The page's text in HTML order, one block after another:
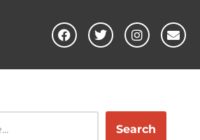
Search